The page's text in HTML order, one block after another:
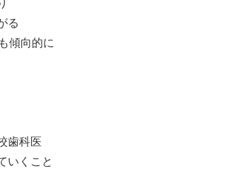
る
傾向的に
歯科医
いくこと